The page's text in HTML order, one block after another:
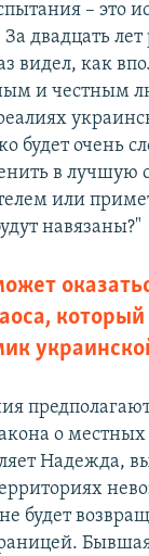
– это
двадцать лет
видел, как
и честным
будет очень
в лучшую
или
навязаны?"
о
Надежда,
будет